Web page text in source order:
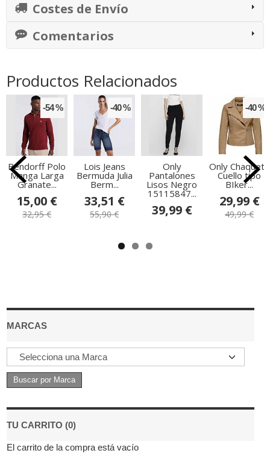
MARCAS
TU CARRITO (0)
El carrito de la compra está vacío
Costes de Envío
Comentarios
Productos Relacionados
-54 %
Bendorff Polo
Manga Larga
Granate...
15,00 €
32,95 €
-40 %
Lois Jeans
Bermuda Julia
Berm...
33,51 €
55,90 €
Only
Pantalones
Lisos Negro
15115847...
39,99 €
-40 %
Only Chaqueta
Cuello tipo
BIker...
29,99 €
49,99 €